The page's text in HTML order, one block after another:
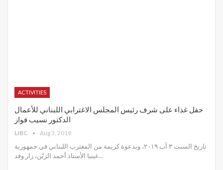
ACTIVITIES
حفل غذاء على شرف رئيس المجلس الاغترابي اللبناني للأعمال
الدكتور نسيب فواز
LIBC Aug 3, 2019
تاريخ السبت ٣ آب ٢٠١٩، وبدعوة كريمة من المغترب اللبناني في جمهورية
غينيا الأستاذ أحمد الزيّن، زار وفد…